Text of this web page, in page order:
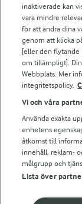
Arla webbshop
Bildbank
Följ oss
© 2026 Arla Foods
inaktiverade kan
vara mindre
för att ändra dina
genom att klicka
[eller den flytande
om tillämpligt].
Webbplats. Mer
integritetspolicy.
Vi och våra
Använda exakta
enhetens
åtkomst till
innehåll, reklam-
målgrupp och
Lista över